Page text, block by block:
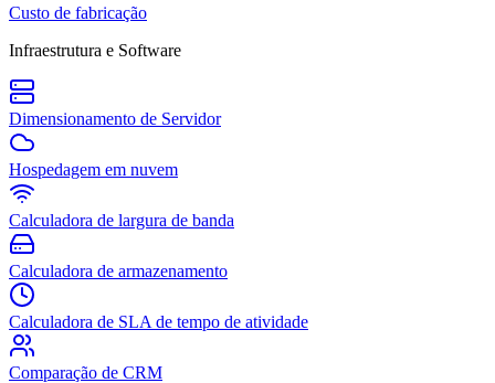
Custo de fabricação
Infraestrutura e Software
Dimensionamento de Servidor
Hospedagem em nuvem
Calculadora de largura de banda
Calculadora de armazenamento
Calculadora de SLA de tempo de atividade
Comparação de CRM